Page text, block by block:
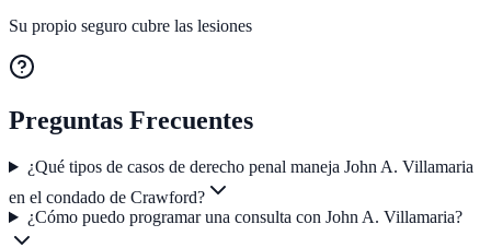
Su propio seguro cubre las lesiones
Preguntas Frecuentes
¿Qué tipos de casos de derecho penal maneja John A. Villamaria
en el condado de Crawford?
¿Cómo puedo programar una consulta con John A. Villamaria?